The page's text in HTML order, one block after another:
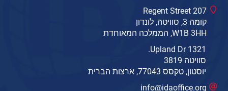
207 Regent Street
קומה 3, סוויטה, לונדון
W1B 3HH, הממלכה המאוחדת
1321 Upland Dr.
סוויטה 3819
יוסטון, טקסס 77043, ארצות הברית
info@idaoffice.org